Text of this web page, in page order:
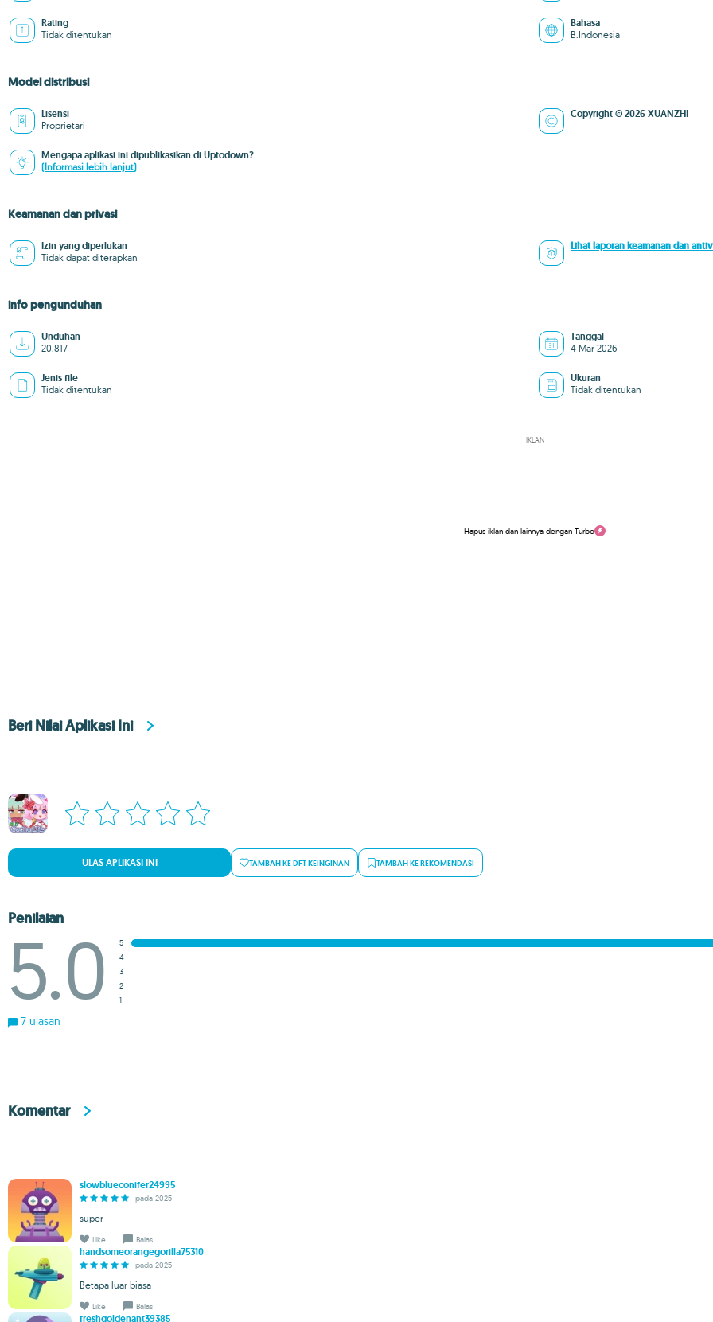
Rating
Tidak ditentukan
Bahasa
B.Indonesia
Model distribusi
Lisensi
Proprietari
Copyright © 2026 XUANZHI
Mengapa aplikasi ini dipublikasikan di Uptodown?
(Informasi lebih lanjut)
Keamanan dan privasi
Izin yang diperlukan
Tidak dapat diterapkan
Lihat laporan keamanan dan
info pengunduhan
Unduhan
20.817
Tanggal
4 Mar 2026
Jenis file
Tidak ditentukan
Ukuran
Tidak ditentukan
IKLAN
Hapus iklan dan lainnya dengan Turbo
Beri Nilai Aplikasi Ini
ULAS APLIKASI INI TAMBAH KE DFT KEINGINAN TAMBAH KE REKOMENDASI
Penilaian
5.0
5
4
3
2
1
7 ulasan
Komentar
slowblueconifer24995
pada 2025
super
Like Balas
handsomeorangegorilla75310
pada 2025
Betapa luar biasa
Like Balas
freshgoldenant39385